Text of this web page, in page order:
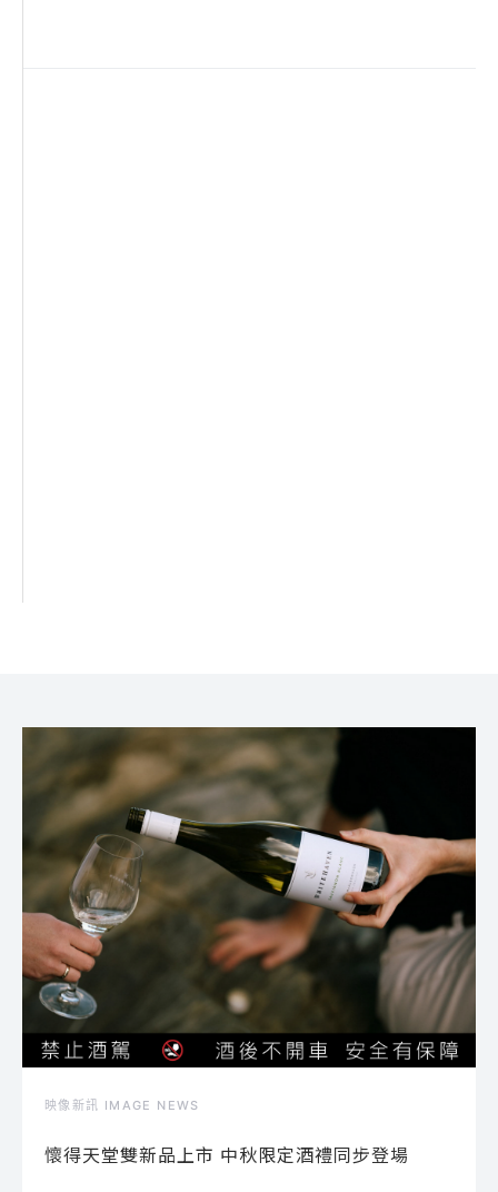
映像新訊 IMAGE NEWS
懷得天堂雙新品上市 中秋限定酒禮同步登場